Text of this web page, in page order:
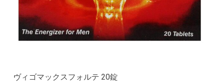
ヴィゴマックスフォルテ 20錠